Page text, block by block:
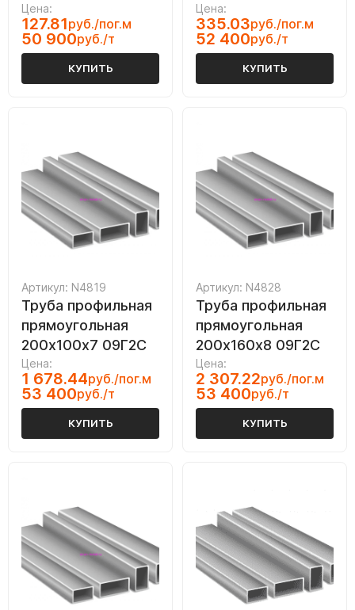
Цена:
127.81руб./пог.м
50 900руб./т
КУПИТЬ
Цена:
335.03руб./пог.м
52 400руб./т
КУПИТЬ
Артикул: N4819
Труба профильная
прямоугольная
200х100х7 09Г2С
Цена:
1 678.44руб./пог.м
53 400руб./т
КУПИТЬ
Артикул: N4828
Труба профильная
прямоугольная
200х160х8 09Г2С
Цена:
2 307.22руб./пог.м
53 400руб./т
КУПИТЬ